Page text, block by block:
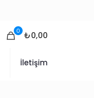
0 ₺0,00
İletişim